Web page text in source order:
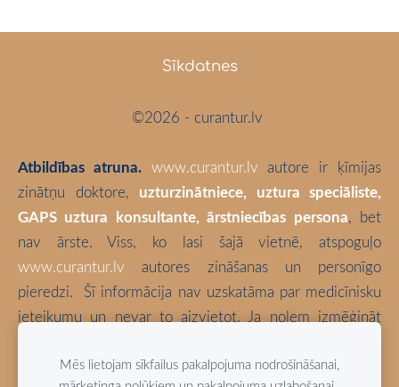
Sīkdatnes
©2026 - curantur.lv
Atbildības atruna. www.curantur.lv autore ir ķīmijas
zinātņu doktore, uzturzinātniece, uztura speciāliste,
GAPS uztura konsultante, ārstniecības persona, bet
nav ārste. Viss, ko lasi šajā vietnē, atspoguļo
www.curantur.lv autores zināšanas un personīgo
pieredzi. Šī informācija nav uzskatāma par medicīnisku
ieteikumu un nevar to aizvietot. Ja nolem izmēģināt
atbildība. Izvēlies būt vesels!
Mēs lietojam sīkfailus pakalpojuma nodrošināšanai,